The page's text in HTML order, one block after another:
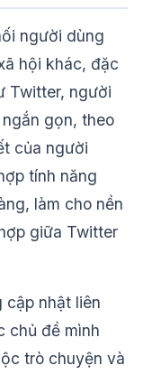
người dùng
hội khác, đặc
Twitter, người
ngắn gọn, theo
của người
tính năng
làm cho nền
giữa Twitter
cập nhật liên
chủ đề mình
trò chuyện và